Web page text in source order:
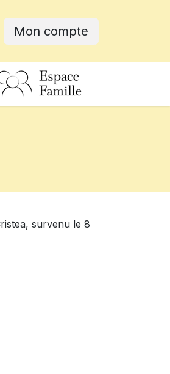
Mon compte
survenu le 8